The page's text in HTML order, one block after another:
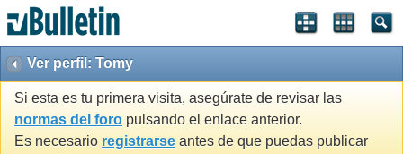
Ver perfil: Tomy
Si esta es tu primera visita, asegúrate de revisar las
normas del foro pulsando el enlace anterior.
Es necesario registrarse antes de que puedas publicar